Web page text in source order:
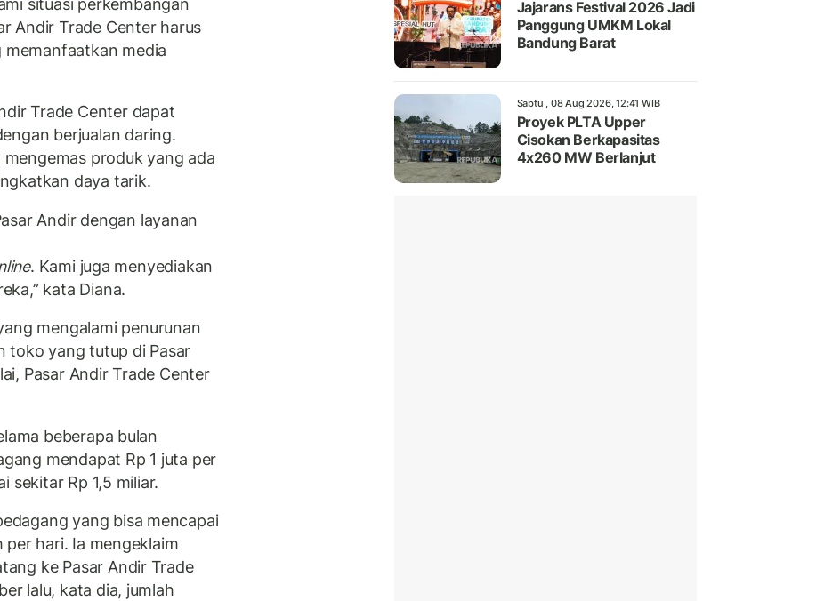
Andir Trade Center harus
memanfaatkan media
Trade Center dapat
berjualan daring.
produk yang ada
daya tarik.
Andir dengan layanan
. Kami juga menyediakan
kata Diana.
mengalami penurunan
toko yang tutup di Pasar
Pasar Andir Trade Center
beberapa bulan
mendapat Rp 1 juta per
sekitar Rp 1,5 miliar.
yang bisa mencapai
hari. Ia mengeklaim
ke Pasar Andir Trade
lalu, kata dia, jumlah
Jajarans Festival 2026 Jadi
Panggung UMKM Lokal
Bandung Barat
Sabtu , 08 Aug 2026, 12:41 WIB
Proyek PLTA Upper
Cisokan Berkapasitas
4x260 MW Berlanjut